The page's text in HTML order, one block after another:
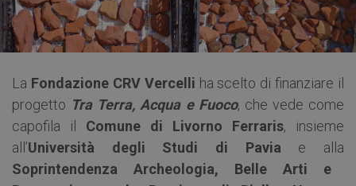
La Fondazione CRV Vercelli ha scelto di finanziare il
progetto Tra Terra, Acqua e Fuoco, che vede come
capofila il Comune di Livorno Ferraris, insieme
all’Università degli Studi di Pavia e alla
Soprintendenza Archeologia, Belle Arti e